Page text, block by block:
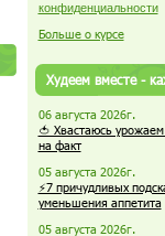
конфиденциальности
Больше о курсе
Худеем вместе -
06 августа 2026г.
🍅 Хвастаюсь
на факт
05 августа 2026г.
⚡7 причудливых
уменьшения аппетита
05 августа 2026г.